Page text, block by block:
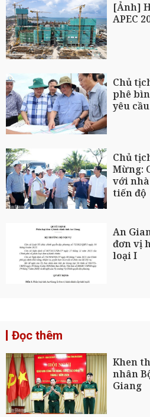
[Ảnh]
APEC
Chủ
phê
yêu
Chủ
Mừng:
với
tiến độ
An
đơn vị
loại I
Đọc thêm
Khen
nhân
Giang